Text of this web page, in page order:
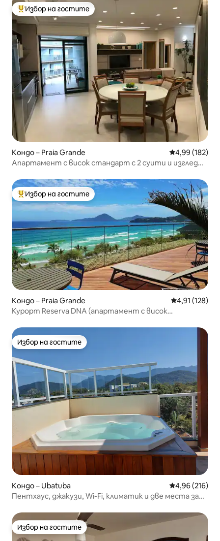
Най-популярен избор на гостите
Избор на гостите
Кондо – Praia Grande Средна
4,99 (182)
Апартамент с висок стандарт с 2 суити и изглед
Най-популярен избор на гостите
Избор на гостите
Кондо – Praia Grande Средна
4,91 (128)
Курорт Reserva DNA (апартамент с висок
Избор на гостите
Избор на гостите
Кондо – Ubatuba Средна
4,96 (216)
Пентхаус, джакузи, Wi-Fi, климатик и две места за
Избор на гостите
Избор на гостите